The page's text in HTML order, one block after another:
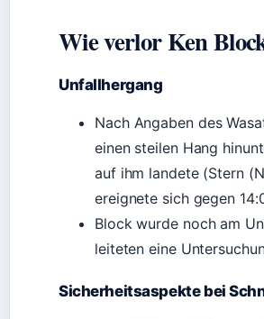
Wie verlor Ken
Unfallhergang
Nach Angaben des
einen steilen Hang
auf ihm landete (Stern
ereignete sich gegen
Block wurde noch am
leiteten eine
Sicherheitsaspekte bei